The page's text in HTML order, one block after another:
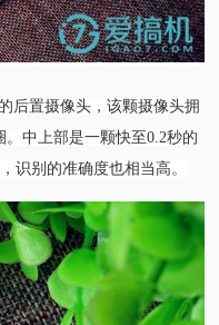
后置摄像头，该颗摄像头拥
。中上部是一颗快至0.2秒的
识别的准确度也相当高。